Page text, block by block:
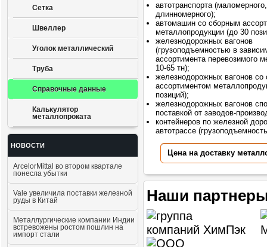
Сетка
Швеллер
Уголок металлический
Труба
Справочные данные
Калькулятор
металлопроката
НОВОСТИ
ArcelorMittal во втором квартале
понесла убытки
Vale увеличила поставки железной
руды в Китай
Металлургические компании Индии
встревожены ростом пошлин на
импорт стали
автотранспорта (маломерного,
длинномерного);
автомашин со сборным
металлопродукции (до 30
железнодорожных вагонов
(грузоподъемностью в
ассортимента перевозимого
10-65 тн);
железнодорожных вагонов со
ассортиментом
позиций);
железнодорожных вагонов
поставкой от заводов-
контейнеров по железной
автотрассе
Цена на доставку
Наши